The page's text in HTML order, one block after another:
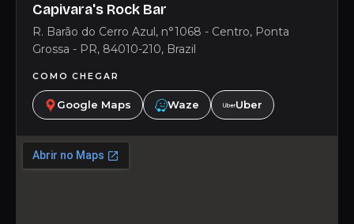
Capivara's Rock Bar
R. Barão do Cerro Azul, n°1068 - Centro, Ponta
Grossa - PR, 84010-210, Brazil
COMO CHEGAR
Google Maps Waze Uber